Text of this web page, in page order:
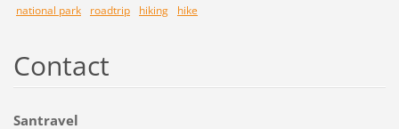
national park
roadtrip hiking hike
Contact
Santravel